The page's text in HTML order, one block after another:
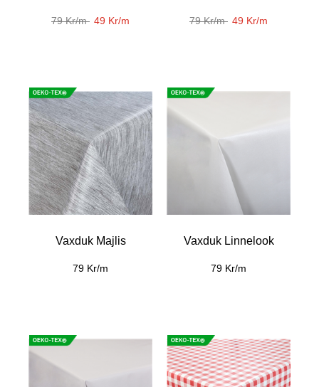
79 Kr/m 49 Kr/m 79 Kr/m 49 Kr/m
Vaxduk Majlis
79 Kr/m
Vaxduk Linnelook
79 Kr/m